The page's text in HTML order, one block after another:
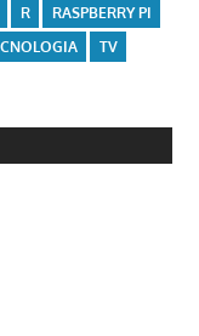
R
RASPBERRY PI
TV